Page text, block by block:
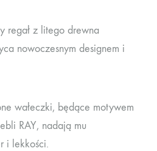
regał z litego drewna
nowoczesnym designem i
wałeczki, będące motywem
RAY, nadają mu
i lekkości.